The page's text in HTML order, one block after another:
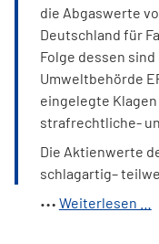
die Abgaswerte
Deutschland für
Folge dessen
Umweltbehörde
eingelegte
strafrechtliche-
Die Aktienwerte
schlagartig–
Weiterlesen …